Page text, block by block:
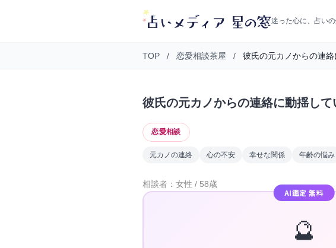
迷った心に、占いの
TOP / 恋愛相談茶屋 / 彼氏の元カノからの連絡
彼氏の元カノからの連絡に動揺して
恋愛相談
元カノの連絡 心の不安 幸せな関係 年齢の悩み
相談者：女性 / 58歳
AI鑑定 無料
🔮